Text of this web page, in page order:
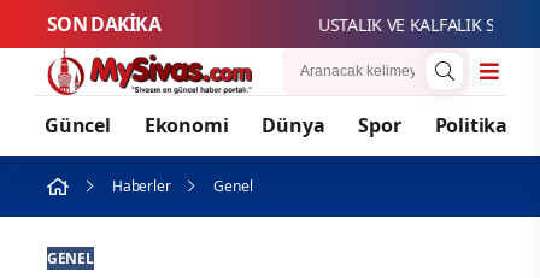
SON DAKİKA USTALIK VE KALFALIK SINAV
Güncel Ekonomi Dünya Spor Politika
Haberler Genel
GENEL